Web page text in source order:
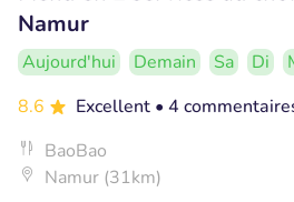
Namur
Aujourd'hui Demain Sa Di
8.6
Excellent • 4
BaoBao
Namur (31km)